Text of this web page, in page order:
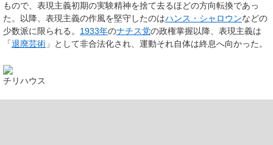
もので、表現主義初期の実験精神を捨て去るほどの方向転換であっ
た。以降、表現主義の作風を堅守したのはハンス・シャロウンなどの
少数派に限られる。 1933年のナチス党の政権掌握以降、表現主義は
「退廃芸術 」として非合法化され、運動それ自体は終息へ向かった。
チリハウス